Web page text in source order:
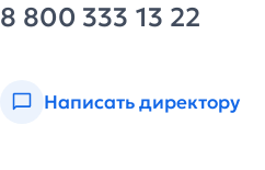
8 800 333 13 22
Написать директору